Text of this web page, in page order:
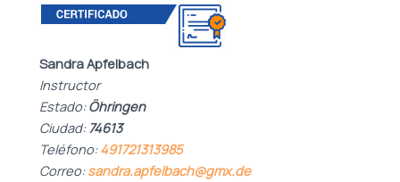
Sandra Apfelbach
Instructor
Estado:Öhringen
Ciudad:74613
Teléfono:491721313985
Correo:sandra.apfelbach@gmx.de